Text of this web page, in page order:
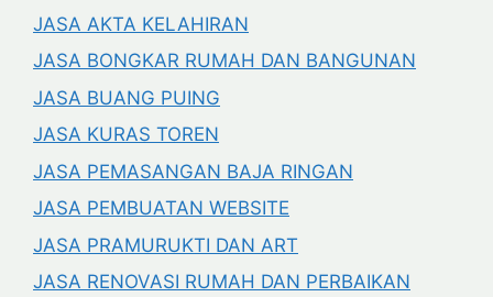
JASA AKTA KELAHIRAN
JASA BONGKAR RUMAH DAN BANGUNAN
JASA BUANG PUING
JASA KURAS TOREN
JASA PEMASANGAN BAJA RINGAN
JASA PEMBUATAN WEBSITE
JASA PRAMURUKTI DAN ART
JASA RENOVASI RUMAH DAN PERBAIKAN